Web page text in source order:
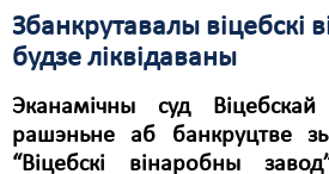
Збанкрутавалы віцебскі
будзе ліквідаваны
Эканамічны суд
рашэньне аб банкруцтве
“Віцебскі вінаробны
Безбар'ернае асяродзьдзе
Выбары
Грамадзянскія ініцыятывы
Дзяржава
Кантакт
Пра нас
RSS